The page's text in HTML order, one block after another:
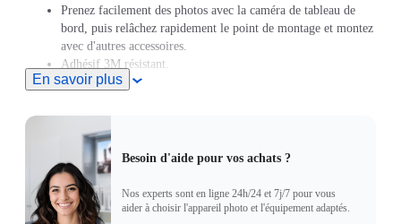
Prenez facilement des photos avec la caméra de tableau de
bord, puis relâchez rapidement le point de montage et montez
avec d'autres accessoires.
Adhésif 3M résistant.
En savoir plus
Besoin d'aide pour vos achats ?
Nos experts sont en ligne 24h/24 et 7j/7 pour vous
aider à choisir l'appareil photo et l'équipement adaptés.